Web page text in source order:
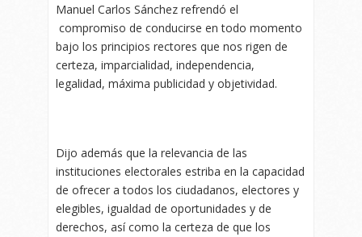
Manuel Carlos Sánchez refrendó el
compromiso de conducirse en todo momento
bajo los principios rectores que nos rigen de
certeza, imparcialidad, independencia,
legalidad, máxima publicidad y objetividad.
Dijo además que la relevancia de las
instituciones electorales estriba en la capacidad
de ofrecer a todos los ciudadanos, electores y
elegibles, igualdad de oportunidades y de
derechos, así como la certeza de que los